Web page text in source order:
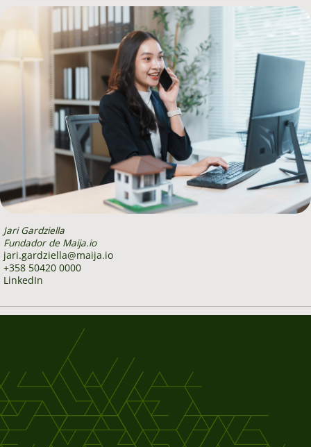
Jari Gardziella
Fundador de Maija.io
jari.gardziella@maija.io
+358 50420 0000
LinkedIn